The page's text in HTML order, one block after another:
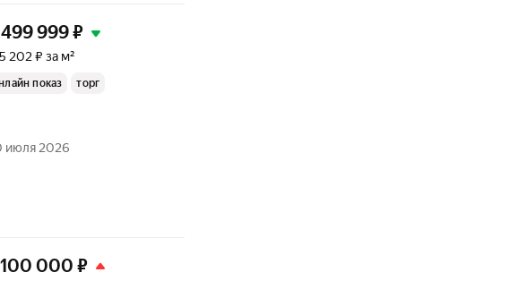
999₽
202 ₽ за м²
показ торг
июля 2026
000 ₽